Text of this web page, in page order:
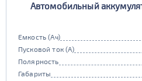
Автомобильный
Емкость (Ач)
Пусковой ток (А)
Полярность
Габариты